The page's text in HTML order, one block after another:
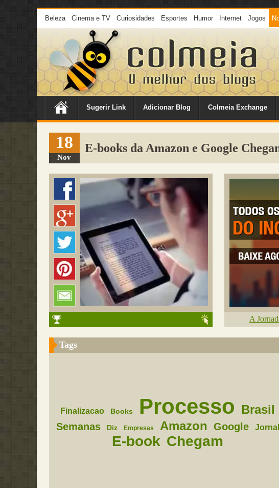
Beleza Cinema e TV Curiosidades Esportes Humor Internet Jogos
Sugerir Link Adicionar Blog Colmeia Exchange
18
Nov
E-books da Amazon e Google
A
Tags
Finalizacao Books Processo Brasil
Semanas Diz Empresas Amazon Google Jornal
E-book Chegam